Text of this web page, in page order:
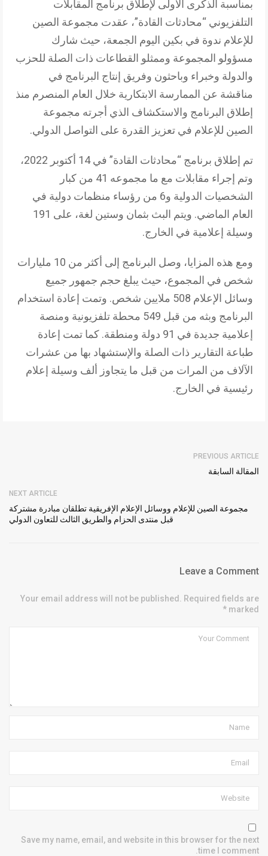
بمناسبة الذكرى الأولى لإطلاق برنامج المقابلات
التلفزيوني “محادثات القادة”، عقدت مجموعة الصين
للإعلام ندوة في بكين اليوم الجمعة، حيث شارك
مسؤولو المجموعة وممثلو القطاعات ذات الصلة للحزب
والدولة وخبراء وباحثون وفريق إنتاج البرنامج في
مناقشة عن الممارسة الابتكارية خلال العام المنصرم منذ
إطلاق البرنامج والاستكشاف الذي أجرته مجموعة
الصين للإعلام في تعزيز القدرة على التواصل الدولي.
تم إطلاق برنامج “محادثات القادة” في 14 أكتوبر 2022،
وتم إجراء مقابلات مع ما مجموعه 41 من كبار
الشخصيات الدولية و6 من رؤساء منظمات دولية في
العام الماضي. ويتم البث بثمان وستين لغة، على 191
وسيلة إعلامية في الخارج.
ومع هذه المزايا، وصل البرنامج إلى أكثر من 10 مليارات
شخص في المجموع، حيث يبلغ حجم جمهور جميع
وسائل الإعلام 508 ملايين شخص. وتمت إعادة استخدام
البرنامج وبثه من قبل 549 محطة تلفزيونية ومنصة
إعلامية جديدة في 91 دولة ومنطقة. كما تمت إعادة
طباعة التقارير ذات الصلة والإستشهاد بها من عشرات
الآلاف من المرات من قبل ما يتجاوز ألف وسيلة إعلام
رئيسية في الخارج.
PREVIOUS ARTICLE
المقالة السابقة
NEXT ARTICLE
مجموعة الصين للإعلام ووسائل الإعلام الإفريقية تطلقان مبادرة مشتركة
قبل منتدى الحزام والطريق الثالث للتعاون الدولي
Leave a Comment
Your email address will not be published. Required fields are
marked *
Save my name, email, and website in this browser for the next
time I comment.